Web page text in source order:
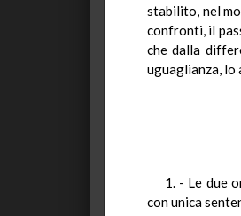
stabilito, nel
confronti, il
che dalla
uguaglianza, lo
1. - Le due
con unica